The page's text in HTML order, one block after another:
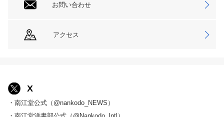
お問い合わせ
アクセス
X
・南江堂公式（@nankodo_NEWS）